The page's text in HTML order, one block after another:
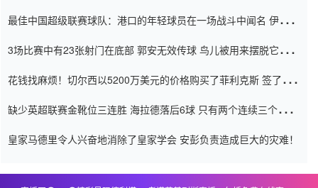
最佳中国超级联赛球队：港口的年轻球员在一场战斗中闻名 伊万放
3场比赛中有23张射门在底部 郭安无效传球 鸟儿被用来摆脱它
花钱找麻烦！切尔西以5200万美元的价格购买了菲利克斯 签了7年
缺少英超联赛金靴位三连胜 海拉德落后6球 只有两个连续三个连续
皇家马德里令人兴奋地消除了皇家学会 安彭负责造成巨大的灾难！